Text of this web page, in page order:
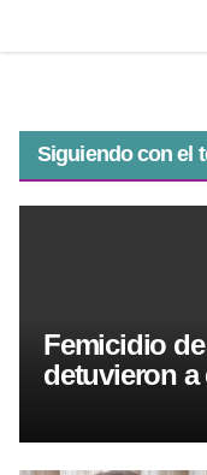
Siguiendo con el
Femicidio
detuvieron